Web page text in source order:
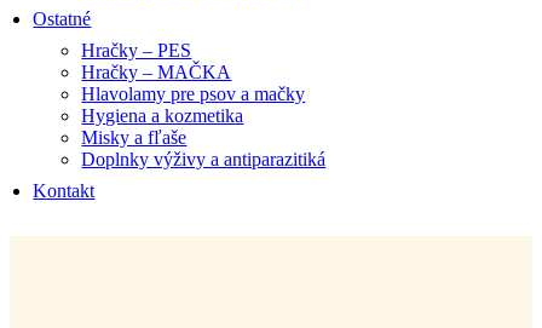
Ostatné
Hračky – PES
Hračky – MAČKA
Hlavolamy pre psov a mačky
Hygiena a kozmetika
Misky a fľaše
Doplnky výživy a antiparazitiká
Kontakt